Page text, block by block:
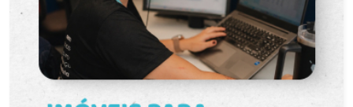
Destaques: Mobiliado e pronto para morar
Sacada com churrasqueira Localização
privilegiada Portaria é 24h digital Dois
elevadores Piso com aquecimento no banheiro
Agende sua visita com um dos nossos